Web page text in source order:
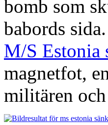
bomb som
babords
M/S Estonia
magnetfot,
militären